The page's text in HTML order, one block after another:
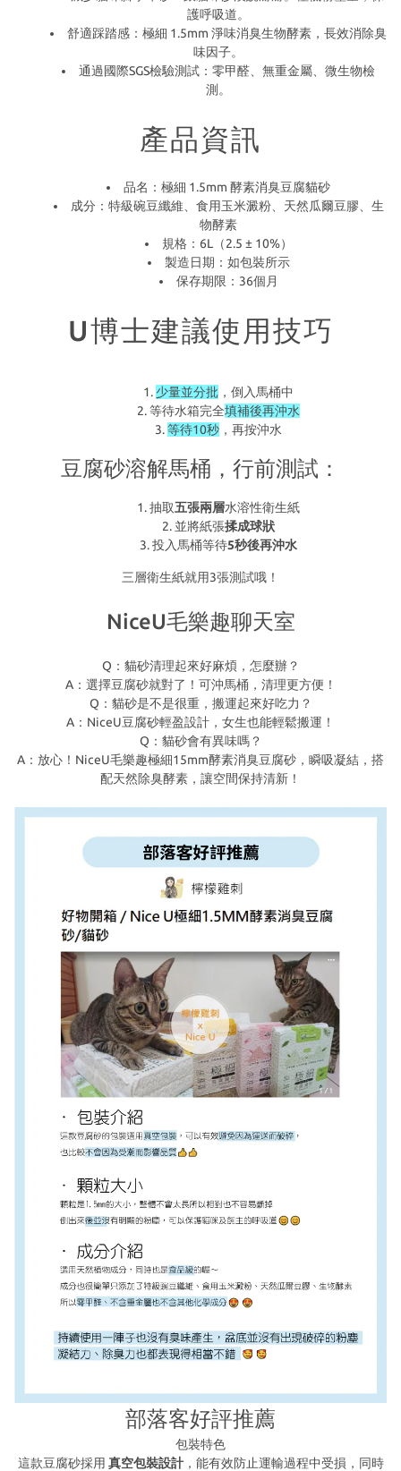
護呼吸道。
舒適踩踏感：極細 1.5mm 淨味消臭生物酵素，長效消除臭
味因子。
通過國際SGS檢驗測試：零甲醛、無重金屬、微生物檢
測。
產品資訊
品名：極細 1.5mm 酵素消臭豆腐貓砂
成分：特級碗豆纖維、食用玉米澱粉、天然瓜爾豆膠、生
物酵素
規格：6L（2.5 ± 10%）
製造日期：如包裝所示
保存期限：36個月
U博士建議使用技巧
少量並分批 ，倒入馬桶中
等待水箱完全填補後再沖水
等待10秒 ，再按沖水
豆腐砂溶解馬桶，行前測試：
抽取五張兩層水溶性衛生紙
並將紙張揉成球狀
投入馬桶等待5秒後再沖水
三層衛生紙就用3張測試哦！
NiceU毛樂趣聊天室
Q：貓砂清理起來好麻煩，怎麼辦？
A：選擇豆腐砂就對了！可沖馬桶，清理更方便！
Q：貓砂是不是很重，搬運起來好吃力？
A：NiceU豆腐砂輕盈設計，女生也能輕鬆搬運！
Q：貓砂會有異味嗎？
A：放心！NiceU毛樂趣極細15mm酵素消臭豆腐砂，瞬吸凝結，搭
配天然除臭酵素，讓空間保持清新！
部落客好評推薦
包裝特色
這款豆腐砂採用 真空包裝設計，能有效防止運輸過程中受損，同時